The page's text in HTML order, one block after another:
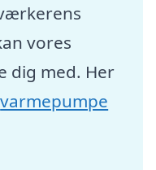
vores
dig med. Her
varmepumpe